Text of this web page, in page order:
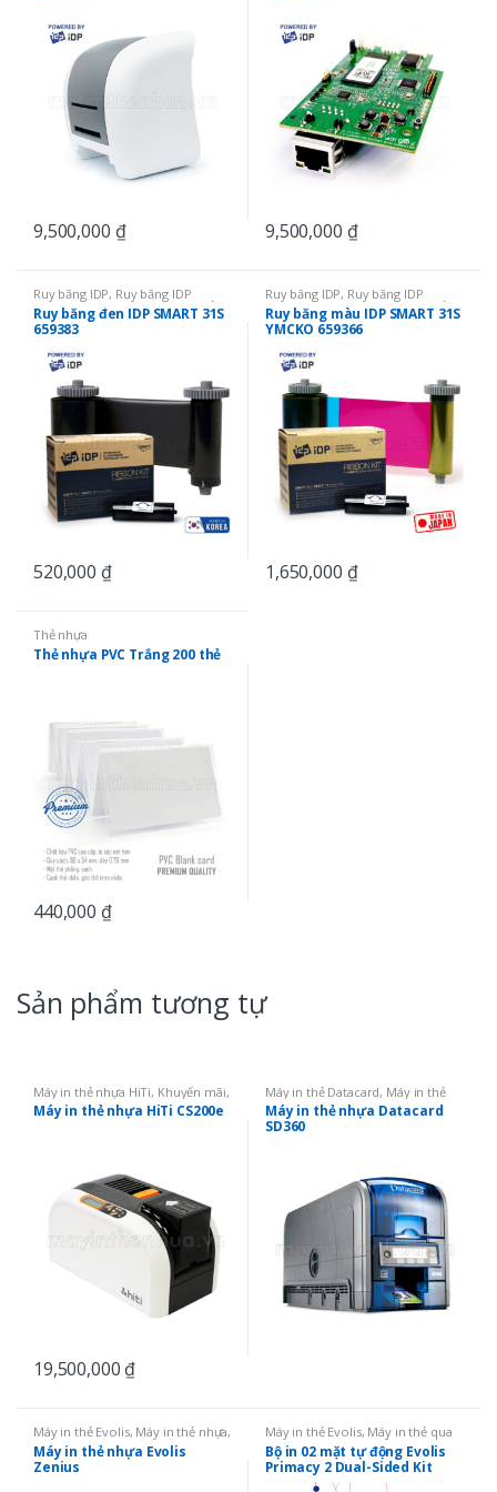
9,500,000 ₫ 9,500,000 ₫
Ruy băng IDP, Ruy băng IDP
SMART 31 Ruy băng mực in thẻ,
Ruy băng đơn màu
Ruy băng đen IDP SMART 31S
659383
520,000 ₫
Ruy băng IDP, Ruy băng IDP
SMART 31 Ruy băng mực in thẻ,
Ruy băng màu YMCKO
Ruy băng màu IDP SMART 31S
YMCKO 659366
1,650,000 ₫
Thẻ nhựa
Thẻ nhựa PVC Trắng 200 thẻ
440,000 ₫
Sản phẩm tương tự
Máy in thẻ nhựa HiTi, Khuyến mãi,
Máy in thẻ nhựa
Máy in thẻ nhựa HiTi CS200e
19,500,000 ₫
Máy in thẻ Datacard, Máy in thẻ
nhựa , Máy in 02 mặt
Máy in thẻ nhựa Datacard
SD360
Máy in thẻ Evolis, Máy in thẻ nhựa,
Máy in 01 mặt
Máy in thẻ nhựa Evolis
Zenius
Máy in thẻ Evolis, Máy in thẻ qua
mạng LAN Máy in thẻ nhựa Linh
kiện
Bộ in 02 mặt tự động Evolis
Primacy 2 Dual-Sided Kit